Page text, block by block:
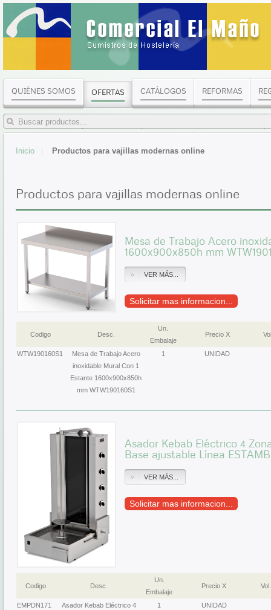
QUIÉNES SOMOS OFERTAS CATÁLOGOS REFORMAS
Inicio Productos para vajillas modernas online
Productos para vajillas modernas online
Mesa de Trabajo Acero
1600x900x850h mm
VER MÁS...
Solicitar mas informacion...
Codigo Desc.
Un.
Embalaje
Precio X
WTW190160S1
Mesa de Trabajo Acero
inoxidable Mural Con 1
Estante 1600x900x850h
mm WTW190160S1
1 UNIDAD
Asador Kebab Eléctrico 4
Base ajustable Línea
VER MÁS...
Solicitar mas informacion...
Codigo Desc.
Un.
Embalaje
Precio X Vol.
EMPDN171
Asador Kebab Eléctrico 4
1 UNIDAD